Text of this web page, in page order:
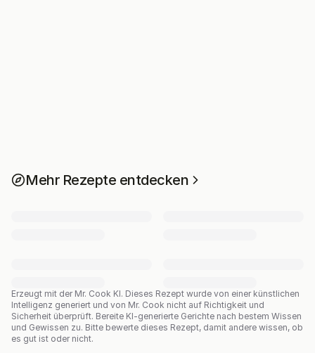
Mehr Rezepte entdecken
Erzeugt mit der Mr. Cook KI. Dieses Rezept wurde von einer künstlichen
Intelligenz generiert und von Mr. Cook nicht auf Richtigkeit und
Sicherheit überprüft. Bereite KI-generierte Gerichte nach bestem Wissen
und Gewissen zu. Bitte bewerte dieses Rezept, damit andere wissen, ob
es gut ist oder nicht.